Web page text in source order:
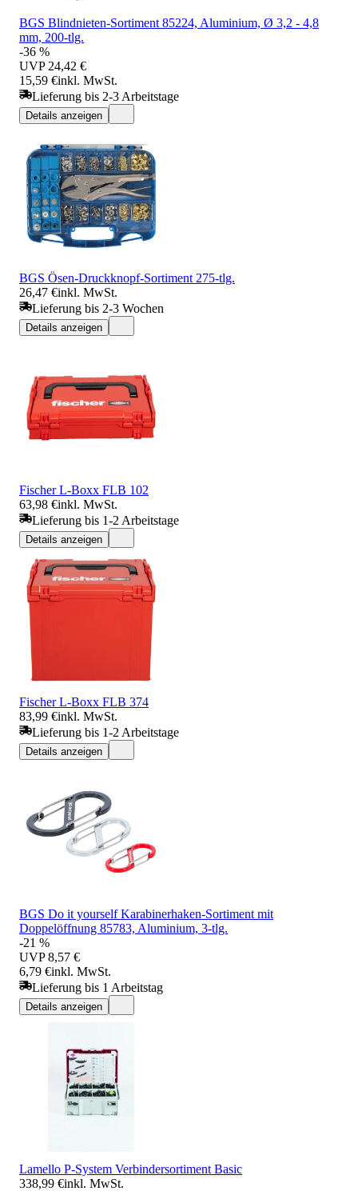
BGS Blindnieten-Sortiment 85224, Aluminium, Ø 3,2 - 4,8
mm, 200-tlg.
-36 %
UVP 24,42 €
15,59 €inkl. MwSt.
Lieferung bis 2-3 Arbeitstage
Details anzeigen
BGS Ösen-Druckknopf-Sortiment 275-tlg.
26,47 €inkl. MwSt.
Lieferung bis 2-3 Wochen
Details anzeigen
Fischer L-Boxx FLB 102
63,98 €inkl. MwSt.
Lieferung bis 1-2 Arbeitstage
Details anzeigen
Fischer L-Boxx FLB 374
83,99 €inkl. MwSt.
Lieferung bis 1-2 Arbeitstage
Details anzeigen
BGS Do it yourself Karabinerhaken-Sortiment mit
Doppelöffnung 85783, Aluminium, 3-tlg.
-21 %
UVP 8,57 €
6,79 €inkl. MwSt.
Lieferung bis 1 Arbeitstag
Details anzeigen
Lamello P-System Verbindersortiment Basic
338,99 €inkl. MwSt.